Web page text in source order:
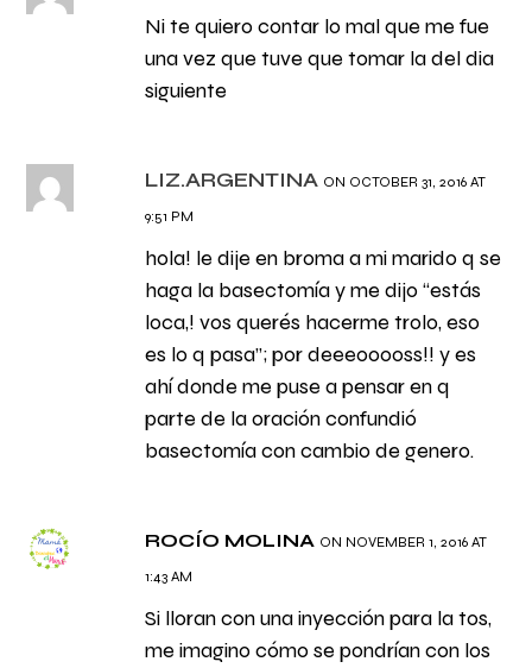
Ni te quiero contar lo mal que me fue
una vez que tuve que tomar la del dia
siguiente
LIZ.ARGENTINA ON OCTOBER 31, 2016 AT
9:51 PM
hola! le dije en broma a mi marido q se
haga la basectomía y me dijo “estás
loca,! vos querés hacerme trolo, eso
es lo q pasa”; por deeeooooss!! y es
ahí donde me puse a pensar en q
parte de la oración confundió
basectomía con cambio de genero.
ROCÍO MOLINA ON NOVEMBER 1, 2016 AT
1:43 AM
Si lloran con una inyección para la tos,
me imagino cómo se pondrían con los